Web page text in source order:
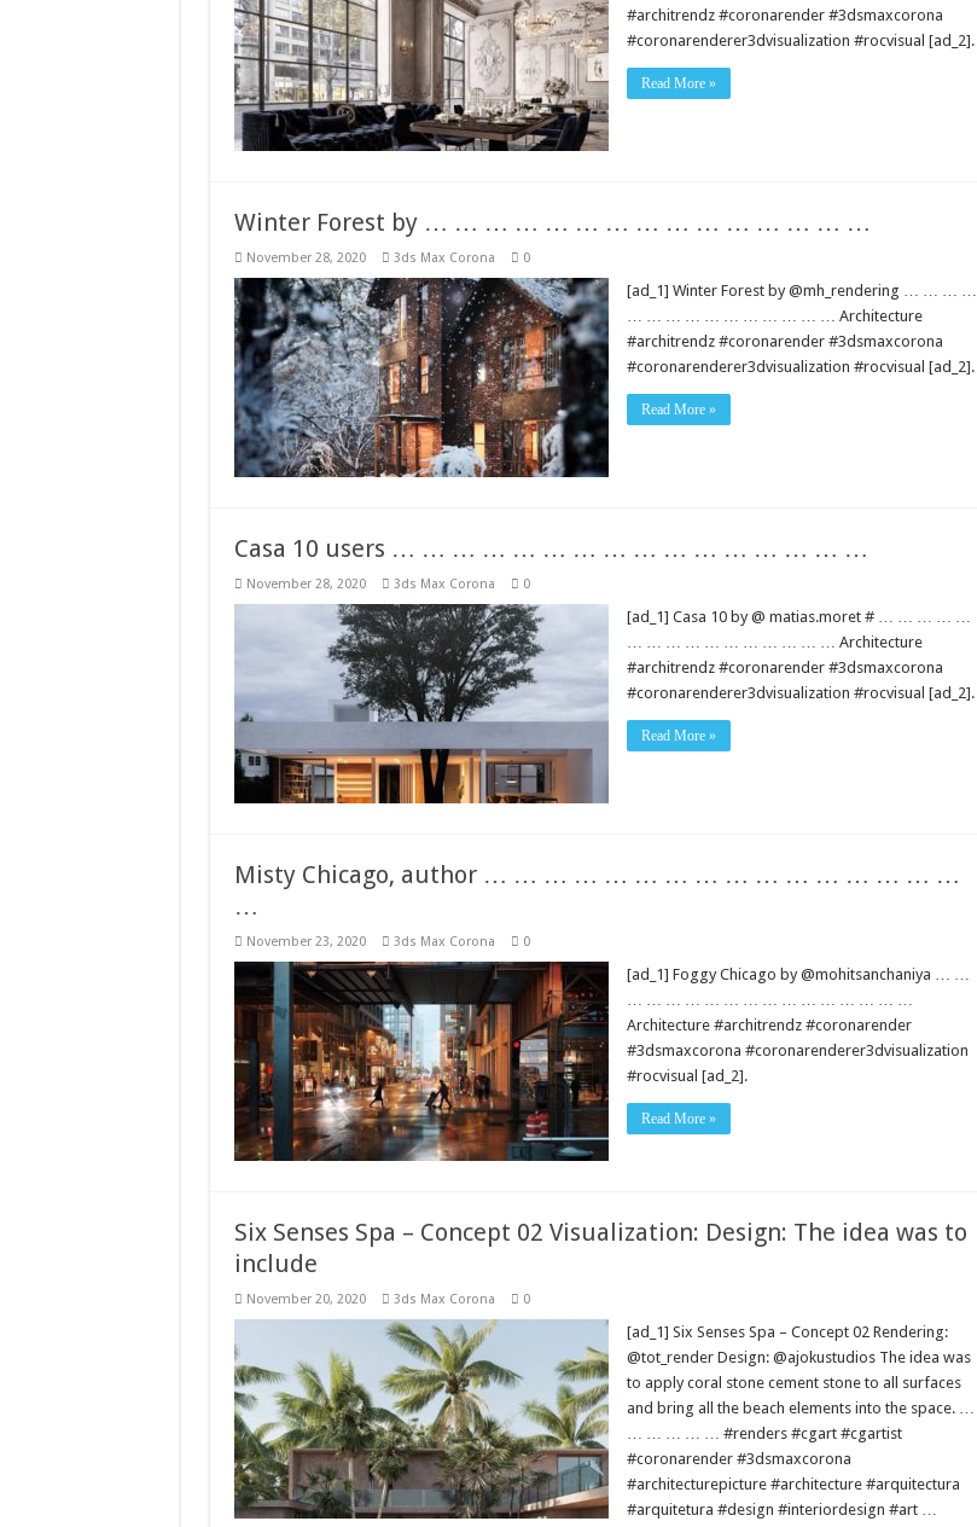
#architrendz #coronarender #3dsmaxcorona
#coronarenderer3dvisualization #rocvisual [ad_2].
Read More »
Winter Forest by … … … … … … … … … … … … … … …
November 28, 2020 3ds Max Corona 0
[ad_1] Winter Forest by @mh_rendering … … … …
… … … … … … … … … … … Architecture
#architrendz #coronarender #3dsmaxcorona
#coronarenderer3dvisualization #rocvisual [ad_2].
Read More »
Casa 10 users … … … … … … … … … … … … … … … …
November 28, 2020 3ds Max Corona 0
[ad_1] Casa 10 by @ matias.moret # … … … … …
… … … … … … … … … … … Architecture
#architrendz #coronarender #3dsmaxcorona
#coronarenderer3dvisualization #rocvisual [ad_2].
Read More »
Misty Chicago, author … … … … … … … … … … … … … … … …
…
November 23, 2020 3ds Max Corona 0
[ad_1] Foggy Chicago by @mohitsanchaniya … …
… … … … … … … … … … … … … … …
Architecture #architrendz #coronarender
#3dsmaxcorona #coronarenderer3dvisualization
#rocvisual [ad_2].
Read More »
Six Senses Spa – Concept 02 Visualization: Design: The idea was to
include
November 20, 2020 3ds Max Corona 0
[ad_1] Six Senses Spa – Concept 02 Rendering:
@tot_render Design: @ajokustudios The idea was
to apply coral stone cement stone to all surfaces
and bring all the beach elements into the space. …
… … … … … #renders #cgart #cgartist
#coronarender #3dsmaxcorona
#architecturepicture #architecture #arquitectura
#arquitetura #design #interiordesign #art …